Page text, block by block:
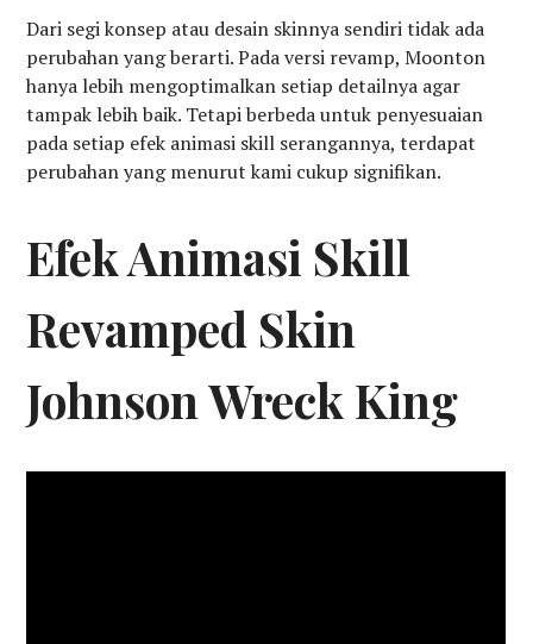
Dari segi konsep atau desain skinnya sendiri tidak ada
perubahan yang berarti. Pada versi revamp, Moonton
hanya lebih mengoptimalkan setiap detailnya agar
tampak lebih baik. Tetapi berbeda untuk penyesuaian
pada setiap efek animasi skill serangannya, terdapat
perubahan yang menurut kami cukup signifikan.
Efek Animasi Skill
Revamped Skin
Johnson Wreck King